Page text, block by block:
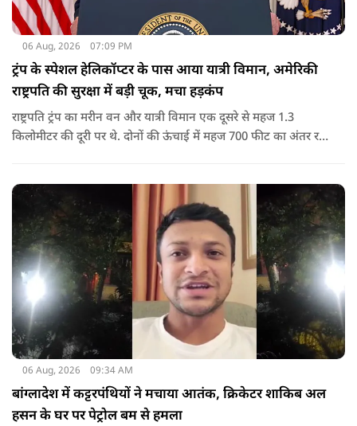
06 Aug, 2026 07:09 PM
ट्रंप के स्पेशल हेलिकॉप्टर के पास आया यात्री विमान, अमेरिकी
राष्ट्रपति की सुरक्षा में बड़ी चूक, मचा हड़कंप
राष्ट्रपति ट्रंप का मरीन वन और यात्री विमान एक दूसरे से महज 1.3
किलोमीटर की दूरी पर थे. दोनों की ऊंचाई में महज 700 फीट का अंतर रह
06 Aug, 2026 09:34 AM
बांग्लादेश में कट्टरपंथियों ने मचाया आतंक, क्रिकेटर शाकिब अल
हसन के घर पर पेट्रोल बम से हमला